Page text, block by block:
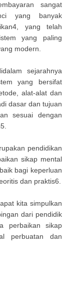
sangat
yang banyak
yang telah
yang paling
modern.
sejarahnya
yang bersifat
alat-alat dan
dasar dan tujuan
sesuai dengan
pendidikan
sikap mental
bagi keperluan
dan praktis6.
kita simpulkan
dari pendidik
perbaikan sikap
perbuatan dan